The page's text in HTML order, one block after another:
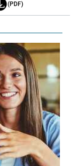
(PDF)